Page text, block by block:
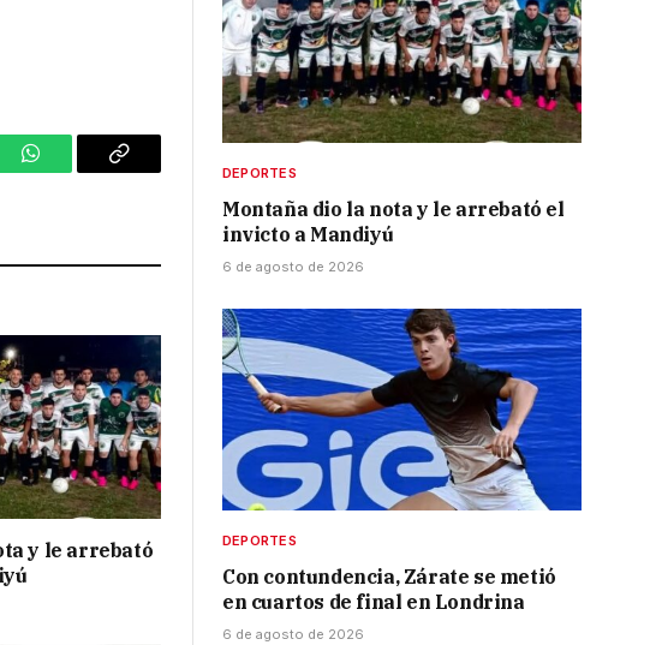
WhatsAppCopy
y le arrebató
DEPORTES
Montaña dio la nota y le arrebató el
invicto a Mandiyú
6 de agosto de 2026
DEPORTES
Con contundencia, Zárate se metió
en cuartos de final en Londrina
6 de agosto de 2026